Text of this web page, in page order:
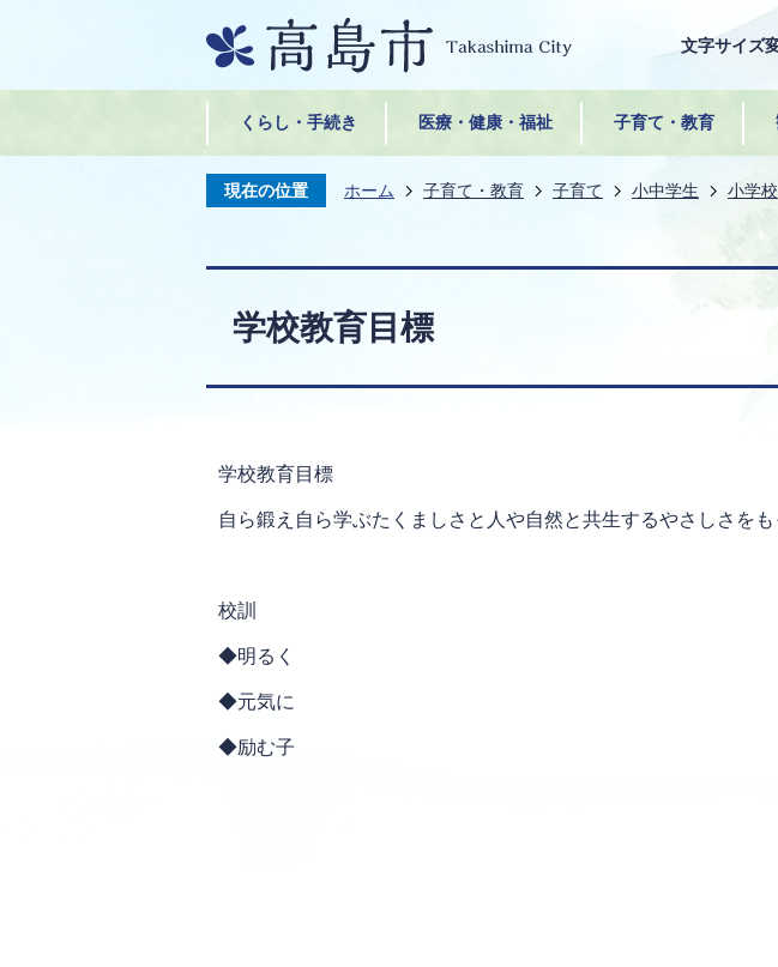
文字サイズ
くらし・手続き 医療・健康・福祉 子育て・教育
現在の位置 ホーム 子育て・教育 子育て 小中学生 小学校
学校教育目標
学校教育目標
自ら鍛え自ら学ぶたくましさと人や自然と共生するやさしさを
校訓
◆明るく
◆元気に
◆励む子